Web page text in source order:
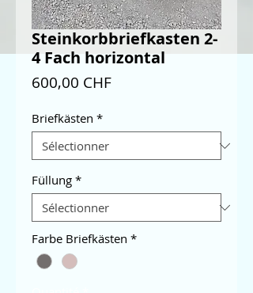
Steinkorbbriefkasten 2-
4 Fach horizontal
600,00 CHFPrix
Briefkästen *
Füllung *
Farbe Briefkästen *